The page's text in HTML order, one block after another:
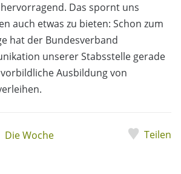
Das spornt uns
auch etwas zu bieten: Schon zum
hat der Bundesverband
unserer Stabsstelle gerade
Ausbildung von
Die Woche Teilen